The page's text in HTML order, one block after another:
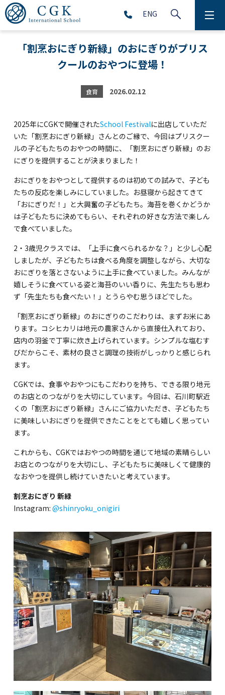
ENG
CGKについて
学校生活
プリスクール (2～5歳児)
中等部 (6～9年生)
高等部 (10～12年生)
アフタースクール (1～9年生)
海外留学・グローバル
コミュニティ
お問い合わせ
SCHOOL NEWS
学校経営コンサル
企業情報
採用・求人情報
関内校
TEL(EN): 045-211-4690
馬車道校
TEL(JP): 045-222-6467
TEL(EN): 045-228-9397
「割烹おにぎり新緑」のおにぎりがプリス
クールのおやつに登場！
食育 2026.02.12
2025年にCGKで開催されたSchool Festivalに出店していただ
いた「割烹おにぎり新緑」さんとのご縁で、今回はプリスクー
ルの子どもたちのおやつの時間に、「割烹おにぎり新緑」のお
にぎりを提供することが決まりました！
おにぎりをおやつとして提供するのは初めての試みで、子ども
たちの反応を楽しみにしていました。お昼寝から起きてきて
「おにぎりだ！」と大興奮の子どもたち。海苔を巻くかどうか
は子どもたちに決めてもらい、それぞれの好きな方法で楽しん
で食べていました。
2・3歳児クラスでは、「上手に食べられるかな？」と少し心配
しましたが、子どもたちは食べる角度を調整しながら、大切な
おにぎりを落とさないように上手に食べていました。みんなが
嬉しそうに食べている姿と海苔のいい香りに、先生たちも思わ
ず「先生たちも食べたい！」とうらやむ思うほどでした。
「割烹おにぎり新緑」のおにぎりのこだわりは、まずお米にあ
ります。コシヒカリは地元の農家さんから直接仕入れており、
店内の羽釜で丁寧に炊き上げられています。シンプルな塩むす
びだからこそ、素材の良さと調理の技術がしっかりと感じられ
ます。
CGKでは、食事やおやつにもこだわりを持ち、できる限り地元
のお店とのつながりを大切にしています。今回は、石川町駅近
くの「割烹おにぎり新緑」さんにご協力いただき、子どもたち
に美味しいおにぎりを提供できたことをとても嬉しく思ってい
ます。
これからも、CGKではおやつの時間を通じて地域の素晴らしい
お店とのつながりを大切にし、子どもたちに美味しくて健康的
なおやつを提供し続けていきたいと考えています。
割烹おにぎり 新緑
Instagram: @shinryoku_onigiri